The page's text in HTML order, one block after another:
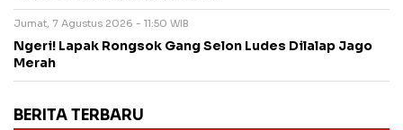
Jumat, 7 Agustus 2026 - 11:50 WIB
Ngeri! Lapak Rongsok Gang Selon Ludes Dilalap Jago
Merah
BERITA TERBARU